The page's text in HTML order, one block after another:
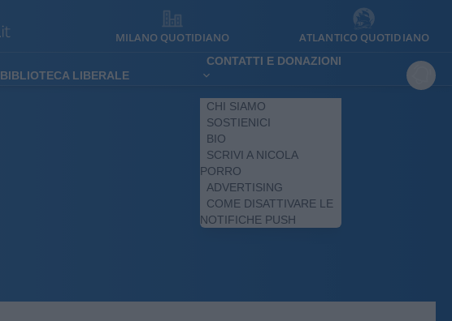
MILANO QUOTIDIANO ATLANTICO QUOTIDIANO
BIBLIOTECA LIBERALE
CONTATTI E DONAZIONI
CHI SIAMO
SOSTIENICI
BIO
SCRIVI A NICOLA
PORRO
ADVERTISING
COME DISATTIVARE LE
NOTIFICHE PUSH